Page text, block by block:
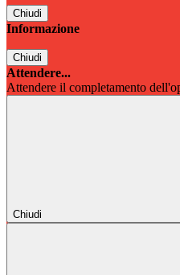
Chiudi
Informazione
Chiudi
Attendere...
Attendere il completamento
Chiudi